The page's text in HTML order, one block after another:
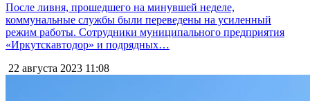
После ливня, прошедшего на минувшей неделе,
коммунальные службы были переведены на усиленный
режим работы. Сотрудники муниципального предприятия
«Иркутскавтодор» и подрядных…
22 августа 2023 11:08